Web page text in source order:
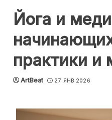
Йога и
практики и
ArtBeat 27 ЯНВ 2026